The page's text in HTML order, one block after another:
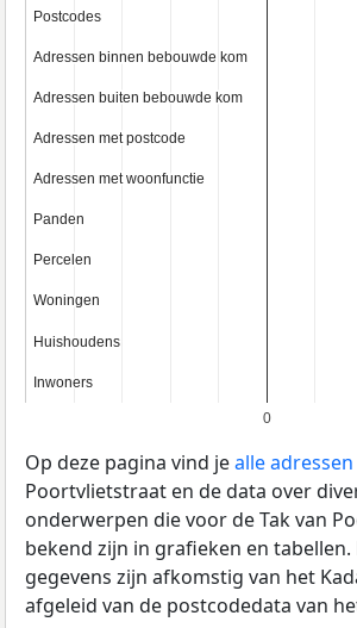
0
Postcodes
Postcodes
Adressen binnen bebouwde kom
Adressen binnen bebouwde kom
Adressen buiten bebouwde kom
Adressen buiten bebouwde kom
Adressen met postcode
Adressen met postcode
Adressen met woonfunctie
Adressen met woonfunctie
Panden
Panden
Percelen
Percelen
Woningen
Woningen
Huishoudens
Huishoudens
Inwoners
Inwoners
Op deze pagina vind jealle adressen
Poortvlietstraat en de data over
onderwerpen die voor de Tak van
bekend zijn in grafieken en
gegevens zijn afkomstig van het
afgeleid van de postcodedata van